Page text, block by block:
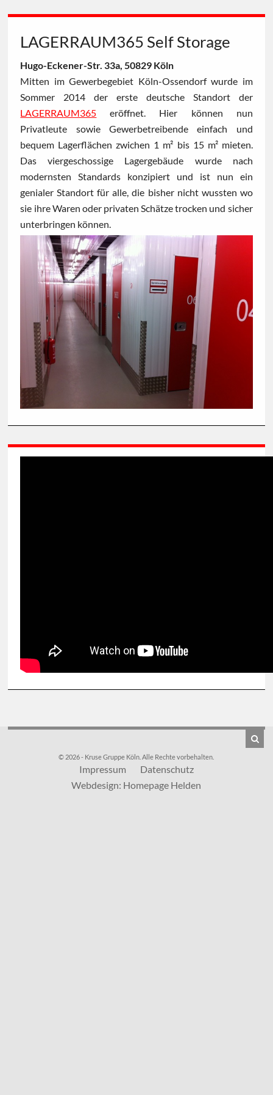
LAGERRAUM365 Self Storage
Hugo-Eckener-Str. 33a, 50829 Köln
Mitten im Gewerbegebiet Köln-Ossendorf wurde im
Sommer 2014 der erste deutsche Standort der
LAGERRAUM365 eröffnet. Hier können nun
Privatleute sowie Gewerbetreibende einfach und
bequem Lagerflächen zwichen 1 m² bis 15 m² mieten.
Das viergeschossige Lagergebäude wurde nach
modernsten Standards konzipiert und ist nun ein
genialer Standort für alle, die bisher nicht wussten wo
sie ihre Waren oder privaten Schätze trocken und sicher
unterbringen können.
© 2026 - Kruse Gruppe Köln. Alle Rechte vorbehalten.
Impressum
Datenschutz
Webdesign: Homepage Helden